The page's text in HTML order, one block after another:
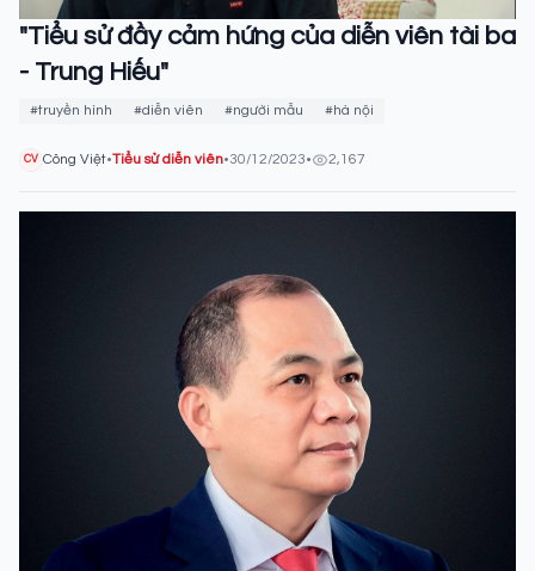
"Tiểu sử đầy cảm hứng của diễn viên tài ba
- Trung Hiếu"
#truyền hình #diễn viên #người mẫu #hà nội
CV Công Việt•Tiểu sử diễn viên•30/12/2023• 2,167